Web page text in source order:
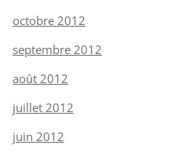
octobre 2012
septembre 2012
août 2012
juillet 2012
juin 2012